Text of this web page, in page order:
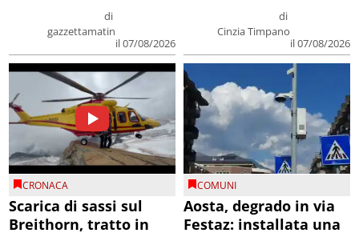
di
gazzettamatin
il 07/08/2026
di
Cinzia Timpano
il 07/08/2026
CRONACA
Scarica di sassi sul
Breithorn, tratto in
COMUNI
Aosta, degrado in via
Festaz: installata una